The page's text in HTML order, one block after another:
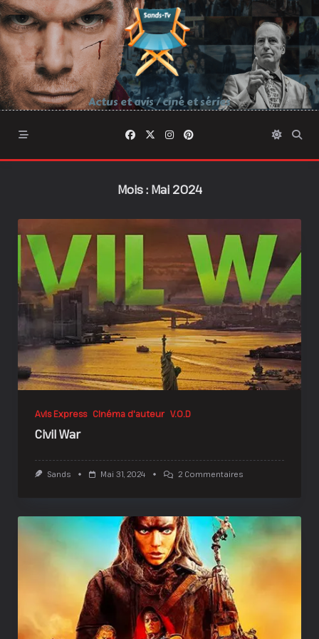
Skip
to
content
Actus et avis / ciné et séries
Mois : Mai 2024
Avis Express Cinéma d'auteur V.O.D
Civil War
Sands Mai 31, 2024 2 CommentairesSur